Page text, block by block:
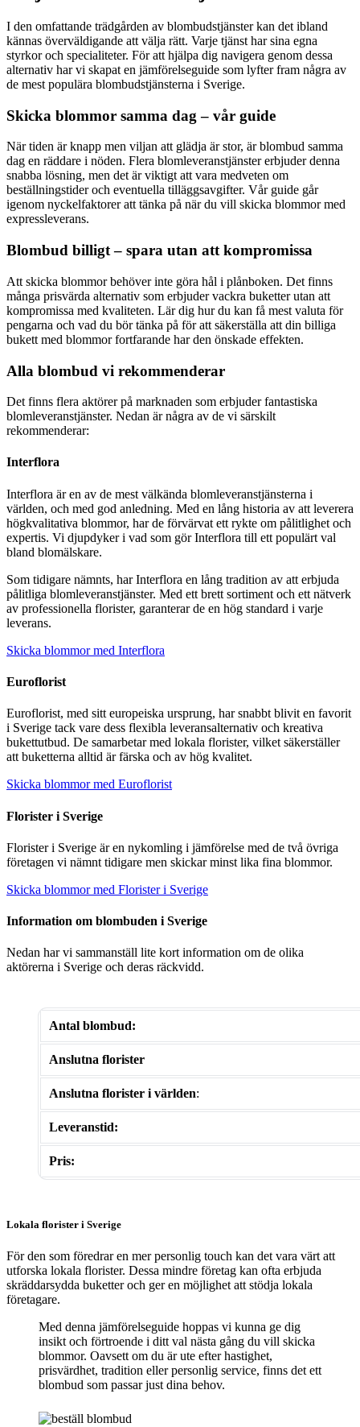
I den omfattande trädgården av blombudstjänster kan det ibland
kännas överväldigande att välja rätt. Varje tjänst har sina egna
styrkor och specialiteter. För att hjälpa dig navigera genom dessa
alternativ har vi skapat en jämförelseguide som lyfter fram några av
de mest populära blombudstjänsterna i Sverige.
Skicka blommor samma dag – vår guide
När tiden är knapp men viljan att glädja är stor, är blombud samma
dag en räddare i nöden. Flera blomleveranstjänster erbjuder denna
snabba lösning, men det är viktigt att vara medveten om
beställningstider och eventuella tilläggsavgifter. Vår guide går
igenom nyckelfaktorer att tänka på när du vill skicka blommor med
expressleverans.
Blombud billigt – spara utan att kompromissa
Att skicka blommor behöver inte göra hål i plånboken. Det finns
många prisvärda alternativ som erbjuder vackra buketter utan att
kompromissa med kvaliteten. Lär dig hur du kan få mest valuta för
pengarna och vad du bör tänka på för att säkerställa att din billiga
bukett med blommor fortfarande har den önskade effekten.
Alla blombud vi rekommenderar
Det finns flera aktörer på marknaden som erbjuder fantastiska
blomleveranstjänster. Nedan är några av de vi särskilt
rekommenderar:
Interflora
Interflora är en av de mest välkända blomleveranstjänsterna i
världen, och med god anledning. Med en lång historia av att leverera
högkvalitativa blommor, har de förvärvat ett rykte om pålitlighet och
expertis. Vi djupdyker i vad som gör Interflora till ett populärt val
bland blomälskare.
Som tidigare nämnts, har Interflora en lång tradition av att erbjuda
pålitliga blomleveranstjänster. Med ett brett sortiment och ett nätverk
av professionella florister, garanterar de en hög standard i varje
leverans.
Skicka blommor med Interflora
Euroflorist
Euroflorist, med sitt europeiska ursprung, har snabbt blivit en favorit
i Sverige tack vare dess flexibla leveransalternativ och kreativa
bukettutbud. De samarbetar med lokala florister, vilket säkerställer
att buketterna alltid är färska och av hög kvalitet.
Skicka blommor med Euroflorist
Florister i Sverige
Florister i Sverige är en nykomling i jämförelse med de två övriga
företagen vi nämnt tidigare men skickar minst lika fina blommor.
Skicka blommor med Florister i Sverige
Information om blombuden i Sverige
Nedan har vi sammanställ lite kort information om de olika
aktörerna i Sverige och deras räckvidd.
Antal blombud:
Anslutna florister
Anslutna florister i världen:
Leveranstid:
Pris:
Lokala florister i Sverige
För den som föredrar en mer personlig touch kan det vara värt att
utforska lokala florister. Dessa mindre företag kan ofta erbjuda
skräddarsydda buketter och ger en möjlighet att stödja lokala
företagare.
Med denna jämförelseguide hoppas vi kunna ge dig
insikt och förtroende i ditt val nästa gång du vill skicka
blommor. Oavsett om du är ute efter hastighet,
prisvärdhet, tradition eller personlig service, finns det ett
blombud som passar just dina behov.